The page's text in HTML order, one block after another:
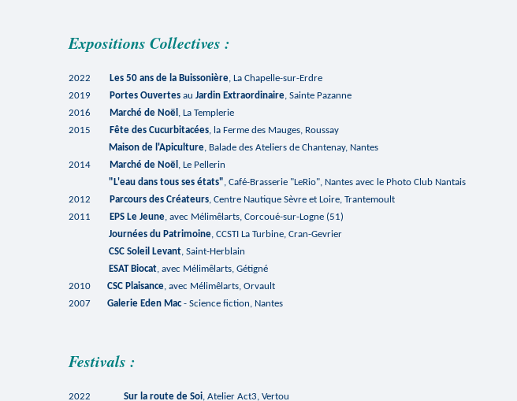
Expositions Collectives :
2022 Les 50 ans de la Buissonière, La Chapelle-sur-Erdre
2019
Portes Ouvertes au Jardin Extraordinaire, Sainte Pazanne
2016
Marché de Noël , La Templerie
2015
Fête des Cucurbitacées, la Ferme des Mauges, Roussay
Maison de l'Apiculture, Balade des Ateliers de Chantenay, Nantes
2014
Marché de Noël , Le Pellerin
"L'eau dans tous ses états", Café-Brasserie "LeRio", Nantes avec le Photo Club Nantais
2012
Parcours des Créateurs, Centre Nautique Sèvre et Loire, Trantemoult
2011
EPS Le Jeune, avec Mélimêlarts, Corcoué-sur-Logne (51)
Journées du Patrimoine, CCSTI La Turbine, Cran-Gevrier
CSC Soleil Levant, Saint-Herblain
ESATBiocat, avec Mélimêlarts, Gétigné
2010
CSC Plaisance, avec Mélimêlarts, Orvault
2007 Galerie Eden Mac- Science fiction, Nantes
Festivals :
2022 Sur la route de Soi, Atelier Act3, Vertou